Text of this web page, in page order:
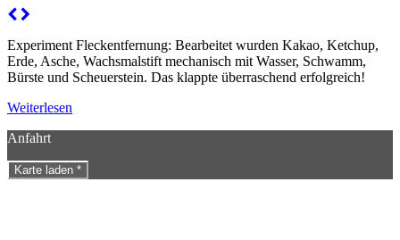
Experiment Fleckentfernung: Bearbeitet wurden Kakao, Ketchup,
Erde, Asche, Wachsmalstift mechanisch mit Wasser, Schwamm,
Bürste und Scheuerstein. Das klappte überraschend erfolgreich!
Weiterlesen
Anfahrt
Karte laden *